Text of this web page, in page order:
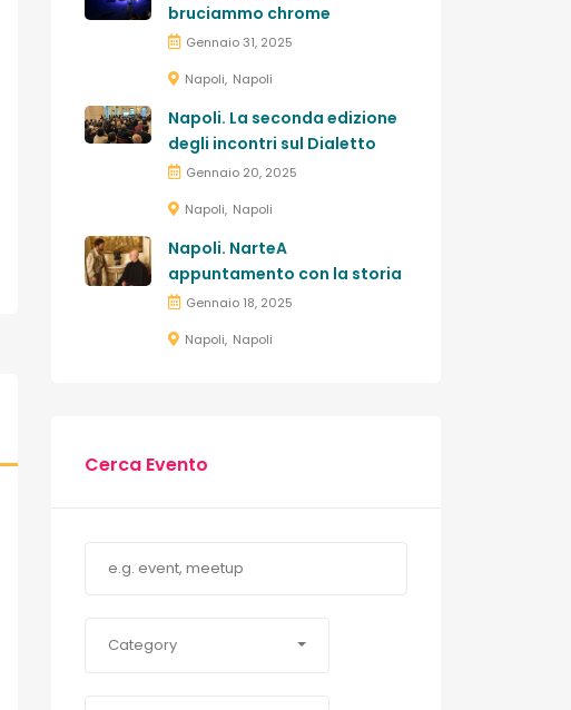
bruciammo chrome
Gennaio 31, 2025
Napoli Napoli
Napoli. La seconda edizione
degli incontri sul Dialetto
Gennaio 20, 2025
Napoli Napoli
Napoli. NarteA
appuntamento con la storia
Gennaio 18, 2025
Napoli Napoli
Cerca Evento
Category